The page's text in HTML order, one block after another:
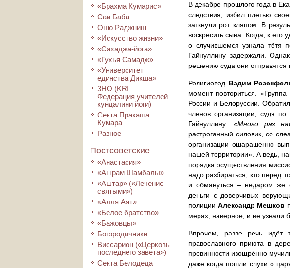
«Брахма Кумарис»
Саи Баба
Ошо Раджниш
«Искусство жизни»
«Сахаджа-йога»
«Гухья Самадж»
«Университет
единства Дикша»
3HO (KRI ―
Федерация учителей
кундалини йоги)
Секта Пракаша
Кумара
Разное
Постсоветские
«Анастасия»
«Ашрам Шамбалы»
«Аштар» («Лечение
святыми»)
«Алля Аят»
«Белое братство»
«Бажовцы»
Богородичники
Виссарион («Церковь
последнего завета»)
Секта Белодеда
В декабре прошлого года в
следствия, избил плетью
заткнули рот кляпом. В
воскресить сына. Когда, к
о случившемся узнала тётя
Гайнуллину задержали.
решению суда они отправятся
Религиовед Вадим
момент повториться.
России и Белоруссии.
членов организации, судя
Гайнуллину: «Много раз
растроганный силовик, со
организации ошарашенно
нашей территории». А ведь,
порядка осуществления
надо разбираться, кто перед
и обмануться – недаром же
деньги с доверчивых
полиции Александр Мешков
мерах, наверное, и не узнали
Впрочем, разве речь идёт
православного приюта в
провинности изощрённо
даже когда пошли слухи о